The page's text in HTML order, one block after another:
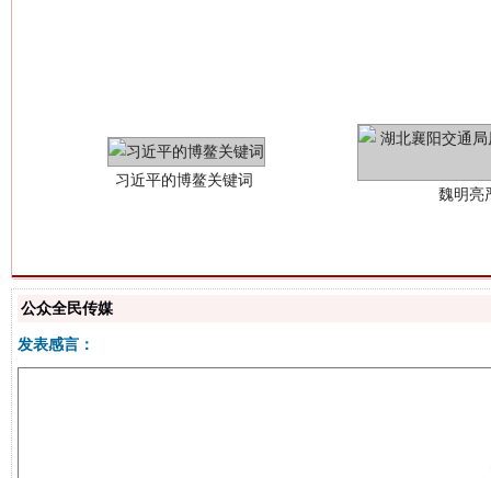
公众全民传媒
发表感言：